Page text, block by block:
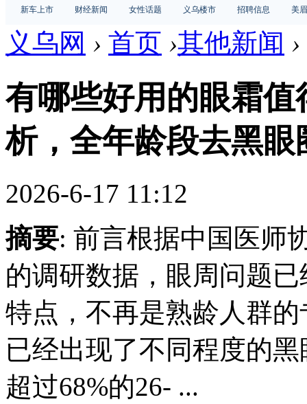
新车上市
财经新闻 女性话题 义乌楼市 招聘信息 美
义乌网 › 首页 ›其他新闻 ›
有哪些好用的眼霜值
析，全年龄段去黑眼
2026-6-17 11:12
摘要: 前言根据中国医师
的调研数据，眼周问题
特点，不再是熟龄人群
已经出现了不同程度的
超过68%的26- ...